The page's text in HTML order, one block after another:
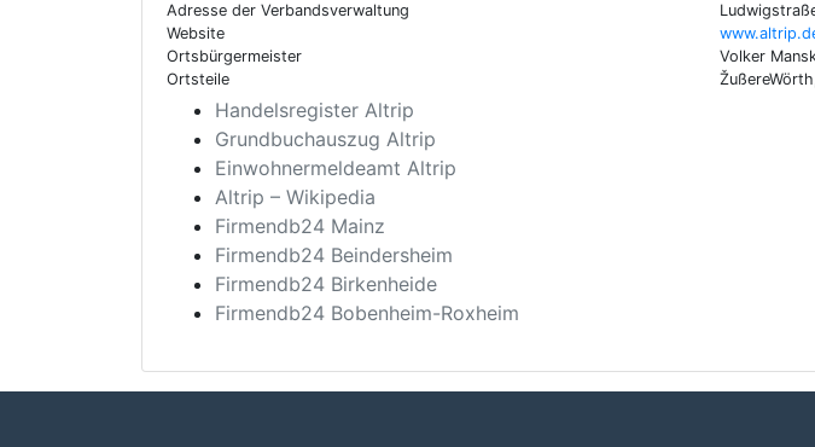
Adresse der Verbandsverwaltung
Website
Ortsbürgermeister
Volker
Ortsteile
Handelsregister Altrip
Grundbuchauszug Altrip
Einwohnermeldeamt Altrip
Altrip – Wikipedia
Firmendb24 Mainz
Firmendb24 Beindersheim
Firmendb24 Birkenheide
Firmendb24 Bobenheim-Roxheim